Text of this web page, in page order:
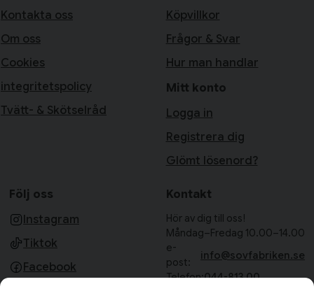
Kontakta oss
Om oss
Cookies
integritetspolicy
Tvätt- & Skötselråd
Köpvillkor
Frågor & Svar
Hur man handlar
Mitt konto
Logga in
Registrera dig
Glömt lösenord?
Följ oss
Instagram
Tiktok
Facebook
Kontakt
Hör av dig till oss!
Måndag–Fredag 10.00–14.00
e-
post:
info@sovfabriken.se
Telefon:044-813 00